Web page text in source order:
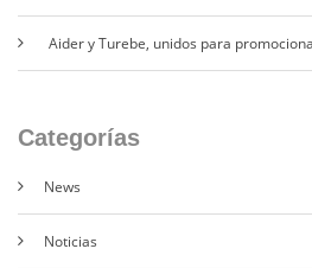
Aider y Turebe, unidos para
Categorías
News
Noticias